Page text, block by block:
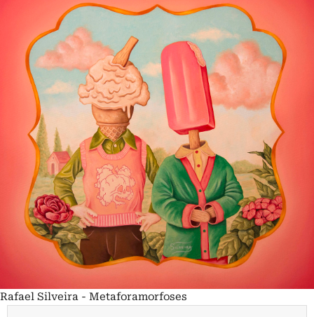
Rafael Silveira - Metaforamorfoses